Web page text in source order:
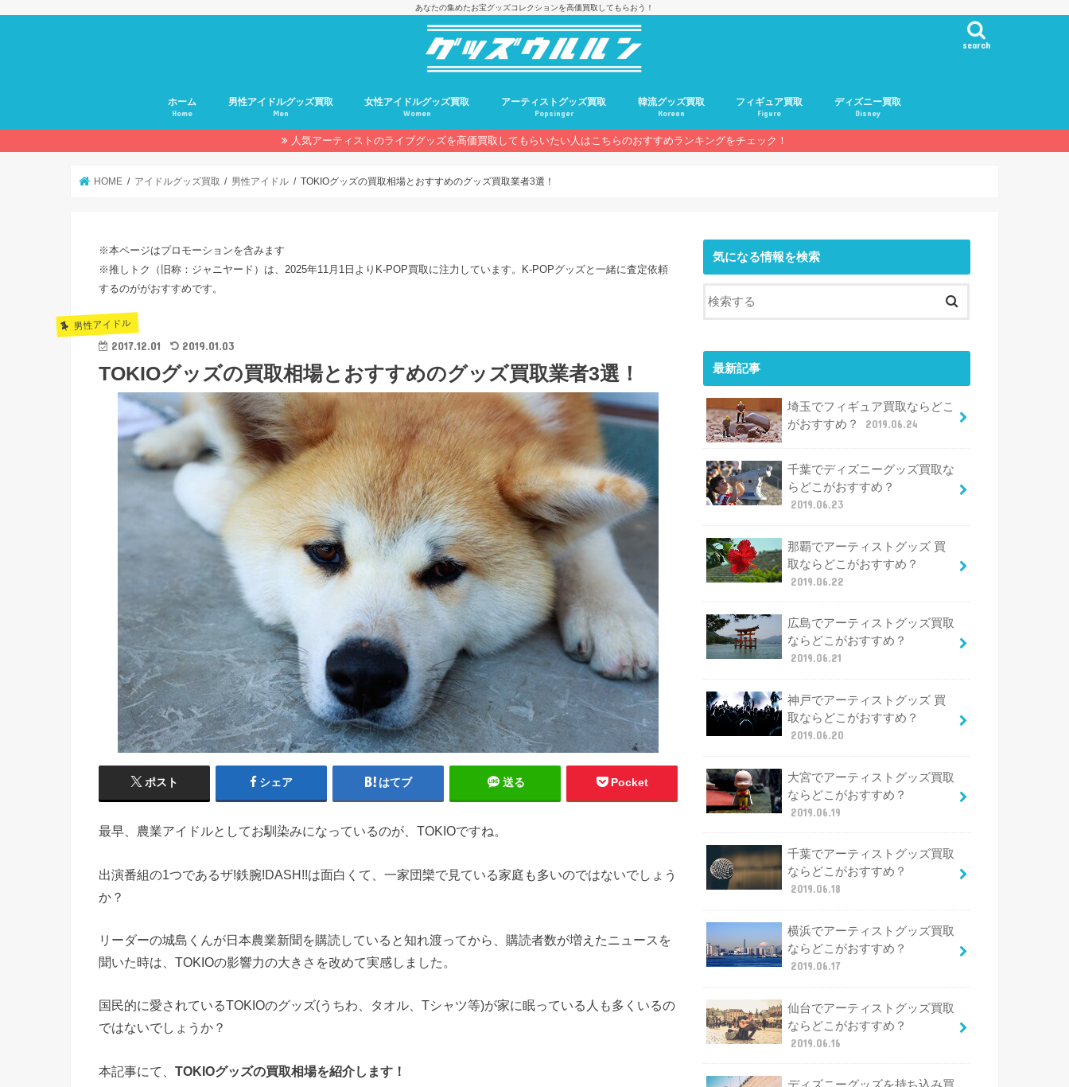
あなたの集めたお宝グッズコレクションを高価買取してもらおう！
search
ホーム
Home
男性アイドルグッズ買取
Men
女性アイドルグッズ買取
Women
アーティストグッズ買取
Popsinger
韓流グッズ買取
Korean
フィギュア買取
Figure
基礎知識
人気メーカー
人気フィギュア
買取業者一覧
ディズニー買取
Disney
人気アーティストのライブグッズを高価買取してもらいたい人はこちらのおすすめランキングをチェック！
HOME アイドルグッズ買取 男性アイドル TOKIOグッズの買取相場とおすすめのグッズ買取業者3選！
※本ページはプロモーションを含みます
※推しトク（旧称：ジャニヤード）は、2025年11月1日よりK-POP買取に注力しています。K-POPグッズと一緒に査定依頼
するのががおすすめです。
男性アイドル
2017.12.01 2019.01.03
TOKIOグッズの買取相場とおすすめのグッズ買取業者3選！
ポスト シェア はてブ 送る Pocket
最早、農業アイドルとしてお馴染みになっているのが、TOKIOですね。
出演番組の1つであるザ!鉄腕!DASH!!は面白くて、一家団欒で見ている家庭も多いのではないでしょう
か？
リーダーの城島くんが日本農業新聞を購読していると知れ渡ってから、購読者数が増えたニュースを
聞いた時は、TOKIOの影響力の大きさを改めて実感しました。
国民的に愛されているTOKIOのグッズ(うちわ、タオル、Tシャツ等)が家に眠っている人も多くいるの
ではないでしょうか？
本記事にて、 TOKIOグッズの買取相場を紹介します！
気になる情報を検索
最新記事
埼玉でフィギュア買取ならどこ
がおすすめ？
2019.06.24
千葉でディズニーグッズ買取な
らどこがおすすめ？
2019.06.23
那覇でアーティストグッズ 買
取ならどこがおすすめ？
2019.06.22
広島でアーティストグッズ買取
ならどこがおすすめ？
2019.06.21
神戸でアーティストグッズ 買
取ならどこがおすすめ？
2019.06.20
大宮でアーティストグッズ買取
ならどこがおすすめ？
2019.06.19
千葉でアーティストグッズ買取
ならどこがおすすめ？
2019.06.18
横浜でアーティストグッズ買取
ならどこがおすすめ？
2019.06.17
仙台でアーティストグッズ買取
ならどこがおすすめ？
2019.06.16